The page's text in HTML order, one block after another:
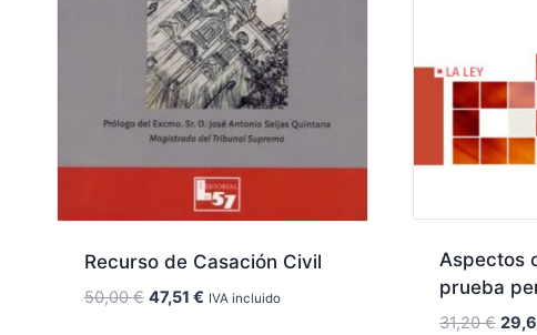
Recurso de Casación Civil
50,00€ El
47,51 €ElIVA incluido
Aspectos
prueba
31,20€ El